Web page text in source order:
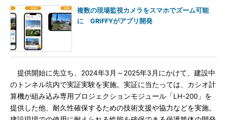
複数の現場監視カメラをスマホでズーム可能
に GRIFFYがアプリ開発
提供開始に先立ち、2024年3月～2025年3月にかけて、建設中
のトンネル坑内で実証実験を実施。実証に当たっては、カシオ計
算機が組み込み専用プロジェクションモジュール「LH-200」を
提供した他、耐久性確保するための技術支援や協力などを実施。